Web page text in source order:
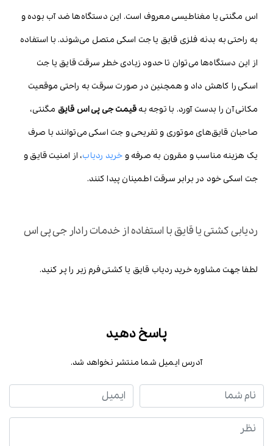
اس مگنتی یا مغناطیسی معروف است. این دستگاه‌ها ضد آب بوده و
به راحتی به بدنه فلزی قایق یا جت اسکی متصل می‌شوند. با استفاده
از این دستگاه‌ها می‌توان تا حدود زیادی خطر سرقت قایق یا جت
اسکی را کاهش داد و همچنین در صورت سرقت به راحتی موقعیت
مکانی آن را بدست آورد. با توجه به قیمت جی پی اس قایق مگنتی،
صاحبان قایق‌های موتوری و تفریحی و جت اسکی می‌توانند با صرف
یک هزینه مناسب و مقرون به صرفه و خرید ردیاب، از امنیت قایق و
جت اسکی خود در برابر سرقت اطمینان پیدا کنند.
ردیابی کشتی یا قایق با استفاده از خدمات رادار جی پی اس
لطفا جهت مشاوره خرید ردیاب قایق یا کشتی فرم زیر را پر کنید.
پاسخ دهید
آدرس ایمیل شما منتشر نخواهد شد.
نام شما ایمیل
نظر